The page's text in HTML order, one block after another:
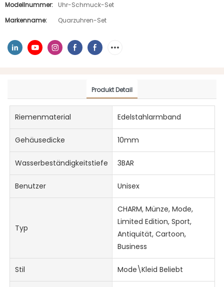
Modellnummer:
Uhr-Schmuck-Set
Markenname:
Quarzuhren-Set
Produkt Detail
Riemenmaterial Edelstahlarmband
Gehäusedicke 10mm
Wasserbeständigkeitstiefe 3BAR
Benutzer Unisex
Typ
CHARM, Münze, Mode,
Limited Edition, Sport,
Antiquität, Cartoon,
Business
Stil Mode\Kleid Beliebt